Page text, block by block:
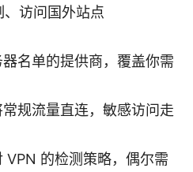
、访问国外站点
名单的提供商，覆盖你需
规流量直连，敏感访问走
VPN 的检测策略，偶尔需